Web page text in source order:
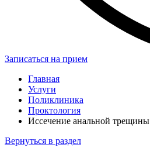
Записаться на прием
Главная
Услуги
Поликлиника
Проктология
Иссечение анальной трещины
Вернуться в раздел